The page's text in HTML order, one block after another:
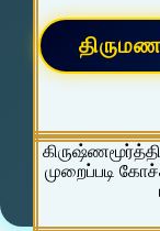
முறைப்படி